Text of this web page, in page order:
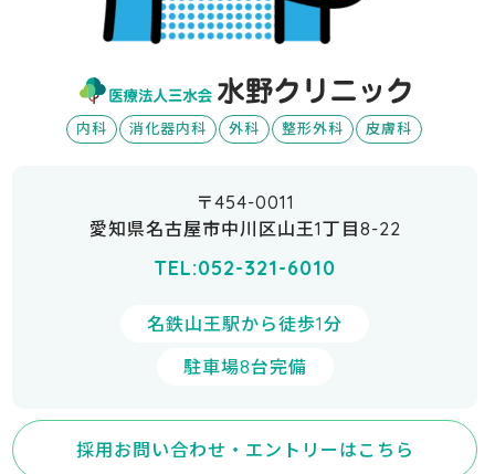
内科 消化器内科 外科 整形外科 皮膚科
〒454-0011
愛知県名古屋市中川区山王1丁目8-22
TEL:052-321-6010
名鉄山王駅から徒歩1分
駐車場8台完備
採用お問い合わせ・エントリーはこちら